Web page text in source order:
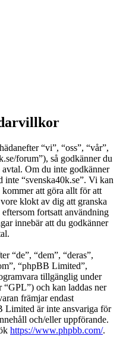
“vi”, “oss”, “vår”,
forum”), så godkänner du
Om du inte godkänner
inte “svenska40k.se”. Vi kan
att göra allt för att
klokt av dig att granska
fortsatt användning
innebär att du godkänner
“de”, “dem”, “deras”,
“phpBB Limited”,
tillgänglig under
“GPL”) och kan laddas ner
främjar endast
Limited är inte ansvariga för
och/eller uppförande.
https://www.phpbb.com/.